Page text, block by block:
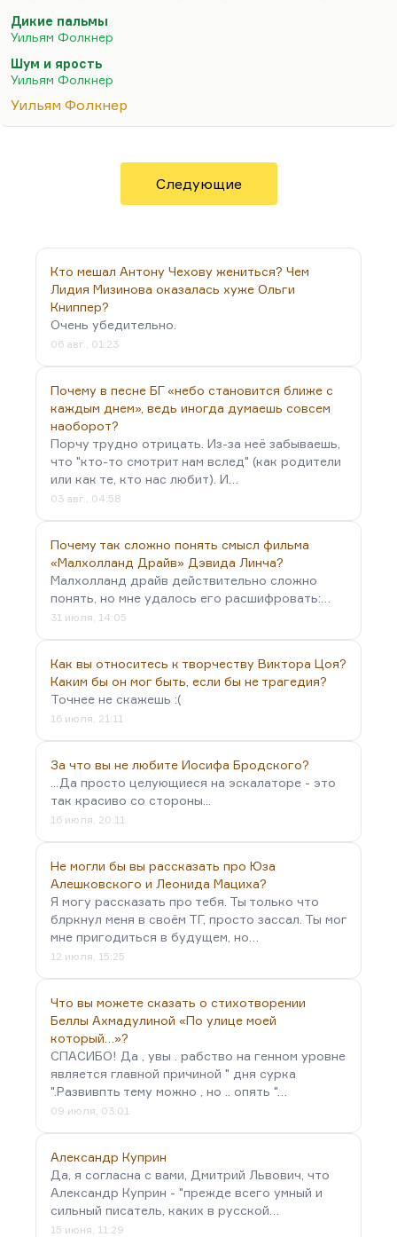
композиция — довольно причудливая,
фолкнеровское нелинейное повествование,
постепенное раскрытие героев.
Потому что в кино вы не можете постепенно
раскрыть героя, если только не прибегая к каким-
кино герой сразу явлен — вот, вы его увидели и
дальше можете гадать о его внешности, о его
биографии. Но он явлен, что называется.
Дикие пальмы
Уильям Фолкнер
Шум и ярость
Уильям Фолкнер
Уильям Фолкнер
Следующие
Кто мешал Антону Чехову жениться? Чем
Лидия Мизинова оказалась хуже Ольги
Книппер?
Очень убедительно.
06 авг., 01:23
Почему в песне БГ «небо становится ближе с
каждым днем», ведь иногда думаешь совсем
наоборот?
Порчу трудно отрицать. Из-за неё забываешь,
что "кто-то смотрит нам вслед" (как родители
или как те, кто нас любит). И…
03 авг., 04:58
Почему так сложно понять смысл фильма
«Малхолланд Драйв» Дэвида Линча?
Малхолланд драйв действительно сложно
понять, но мне удалось его расшифровать:…
31 июля, 14:05
Как вы относитесь к творчеству Виктора Цоя?
Каким бы он мог быть, если бы не трагедия?
Точнее не скажешь :(
16 июля, 21:11
За что вы не любите Иосифа Бродского?
...Да просто целующиеся на эскалаторе - это
так красиво со стороны...
16 июля, 20:11
Не могли бы вы рассказать про Юза
Алешковского и Леонида Мациха?
Я могу рассказать про тебя. Ты только что
блркнул меня в своём ТГ, просто зассал. Ты мог
мне пригодиться в будущем, но…
12 июля, 15:25
Что вы можете сказать о стихотворении
Беллы Ахмадулиной «По улице моей
который…»?
СПАСИБО! Да , увы . рабство на генном уровне
является главной причиной " дня сурка
".Развивпть тему можно , но .. опять "…
09 июля, 03:01
Александр Куприн
Да, я согласна с вами, Дмитрий Львович, что
Александр Куприн - "прежде всего умный и
сильный писатель, каких в русской…
15 июня, 11:29